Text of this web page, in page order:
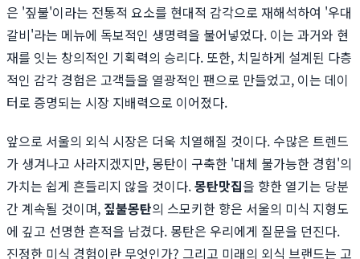
은 '짚불'이라는 전통적 요소를 현대적 감각으로 재해석하여 '우대
갈비'라는 메뉴에 독보적인 생명력을 불어넣었다. 이는 과거와 현
재를 잇는 창의적인 기획력의 승리다. 또한, 치밀하게 설계된 다층
적인 감각 경험은 고객들을 열광적인 팬으로 만들었고, 이는 데이
터로 증명되는 시장 지배력으로 이어졌다.
앞으로 서울의 외식 시장은 더욱 치열해질 것이다. 수많은 트렌드
가 생겨나고 사라지겠지만, 몽탄이 구축한 '대체 불가능한 경험'의
가치는 쉽게 흔들리지 않을 것이다.몽탄맛집을 향한 열기는 당분
간 계속될 것이며, 짚불몽탄의 스모키한 향은 서울의 미식 지형도
에 깊고 선명한 흔적을 남겼다. 몽탄은 우리에게 질문을 던진다.
진정한 미식 경험이란 무엇인가? 그리고 미래의 외식 브랜드는 고